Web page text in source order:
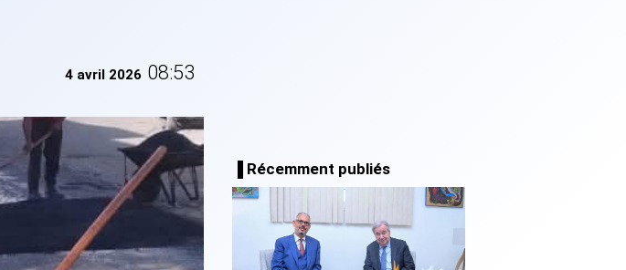
4 avril 2026 08:53
▐ Récemment publiés